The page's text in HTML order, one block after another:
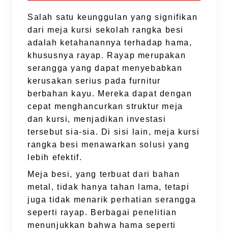
Salah satu keunggulan yang signifikan
dari meja kursi sekolah rangka besi
adalah ketahanannya terhadap hama,
khususnya rayap. Rayap merupakan
serangga yang dapat menyebabkan
kerusakan serius pada furnitur
berbahan kayu. Mereka dapat dengan
cepat menghancurkan struktur meja
dan kursi, menjadikan investasi
tersebut sia-sia. Di sisi lain, meja kursi
rangka besi menawarkan solusi yang
lebih efektif.
Meja besi, yang terbuat dari bahan
metal, tidak hanya tahan lama, tetapi
juga tidak menarik perhatian serangga
seperti rayap. Berbagai penelitian
menunjukkan bahwa hama seperti